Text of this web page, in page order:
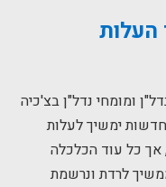
העלות
ומומחי נדל"ן בצ'כיה
ימשיך לעלות
אך כל עוד הכלכלה
לרדת ונרשמת